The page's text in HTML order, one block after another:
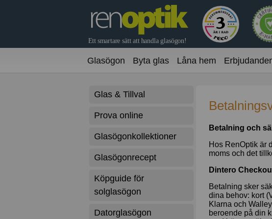
Glasögon Byta glas Låna hem
Glas & Tillval
Prova online
Glasögonkollektioner
Glasögonrecept
Köpguide för
solglasögon
Datorglasögon
Betalning och
Hos RenOptik är
moms och det
Dintero
Betalning sker
dina behov: kort
Klarna och
beroende på din